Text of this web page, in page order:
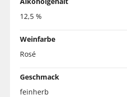
12,5 %
Weinfarbe
Rosé
Geschmack
feinherb